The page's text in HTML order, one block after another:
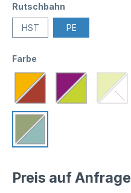
Rutschbahn
HST PE
Farbe
Preis auf Anfrage